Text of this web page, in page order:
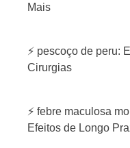
Mais
⚡ pescoço de peru:
Cirurgias
⚡ febre maculosa
Efeitos de Longo